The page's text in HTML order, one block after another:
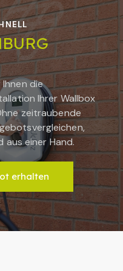
die
Ihrer Wallbox
zeitraubende
aus einer Hand.
erhalten